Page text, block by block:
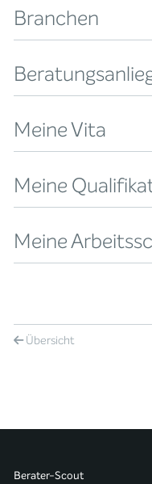
Branchen
Meine Vita
Meine
Meine
Übersicht
Berater-Scout